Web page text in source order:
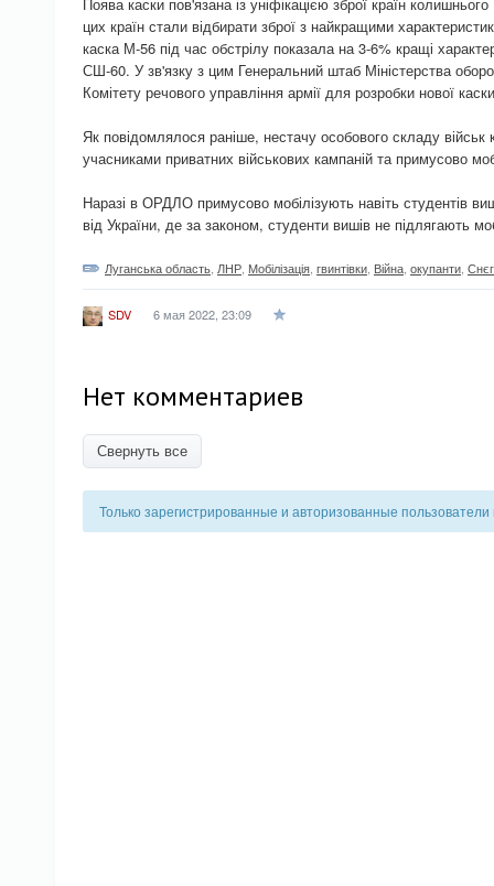
цих країн стали відбирати зброї з найкращими
каска М-56 під час обстрілу показала на 3-6% кращі
СШ-60. У зв'язку з цим Генеральний штаб Міністерства
Комітету речового управління армії для розробки нової
Як повідомлялося раніше, нестачу особового складу
учасниками приватних військових кампаній та примусово
Наразі в ОРДЛО примусово мобілізують навіть студентів
від України, де за законом, студенти вишів не підлягають
Луганська область ЛНР Мобілізація гвинтівки Війна окупанти
SDV 6 мая 2022, 23:09
Нет комментариев
Свернуть все
Только зарегистрированные и авторизованные